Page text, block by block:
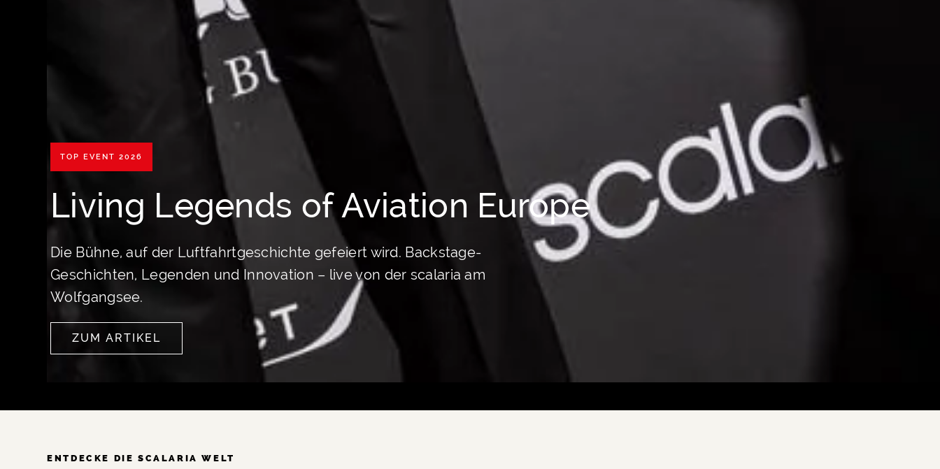
TOP EVENT 2026
Living Legends of Aviation Europe
Die Bühne, auf der Luftfahrtgeschichte gefeiert wird. Backstage-
Geschichten, Legenden und Innovation – live von der scalaria am
Wolfgangsee.
ZUM ARTIKEL
SEE MORE
ENTDECKE DIE SCALARIA WELT